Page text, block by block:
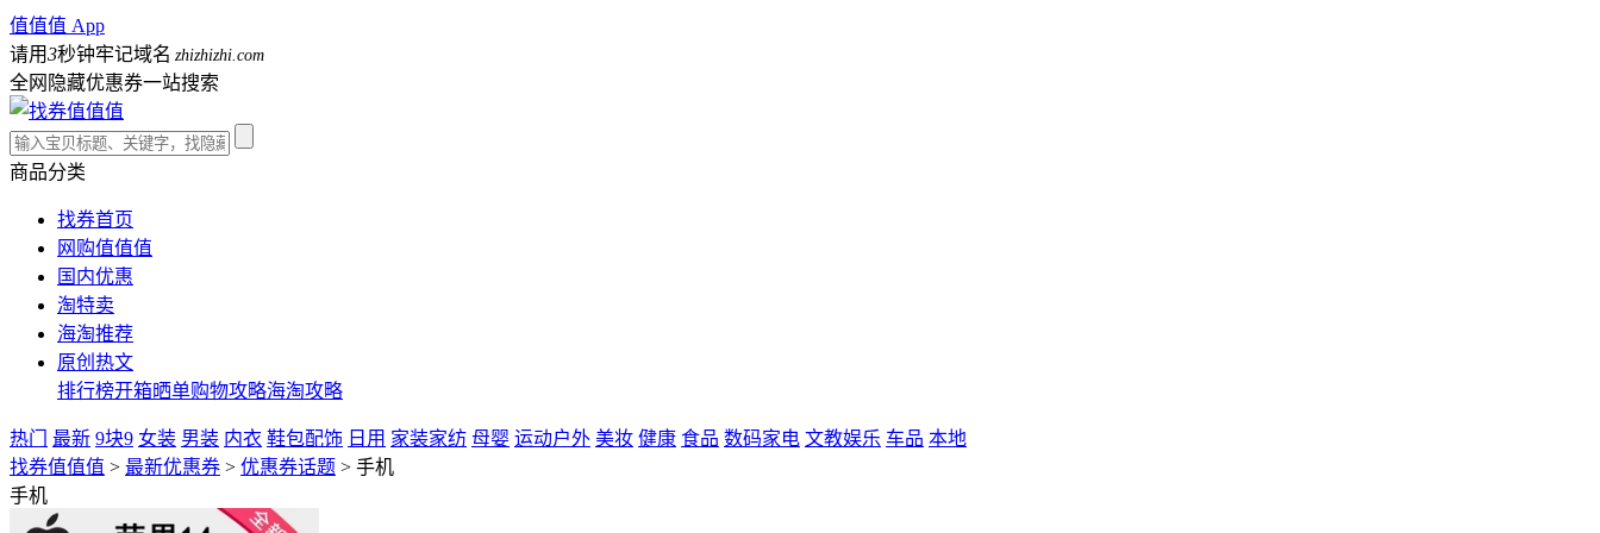
值值值 App
请用3秒钟牢记域名 zhizhizhi.com
全网隐藏优惠券一站搜索
商品分类
找券首页
网购值值值
国内优惠
淘特卖
海淘推荐
原创热文
排行榜开箱晒单购物攻略海淘攻略
热门 最新 9块9 女装 男装 内衣 鞋包配饰 日用 家装家纺 母婴 运动户外 美妆 健康 食品 数码家电 文教娱乐 车品 本地
找券值值值 > 最新优惠券 > 优惠券话题 > 手机
手机